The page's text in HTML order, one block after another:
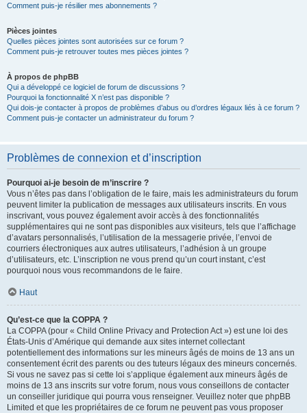
Comment puis-je résilier mes abonnements ?
Pièces jointes
Quelles pièces jointes sont autorisées sur ce forum ?
Comment puis-je retrouver toutes mes pièces jointes ?
À propos de phpBB
Qui a développé ce logiciel de forum de discussions ?
Pourquoi la fonctionnalité X n’est pas disponible ?
Qui dois-je contacter à propos de problèmes d’abus ou d’ordres légaux liés à ce forum ?
Comment puis-je contacter un administrateur du forum ?
Problèmes de connexion et d’inscription
Pourquoi ai-je besoin de m’inscrire ?
Vous n’êtes pas dans l’obligation de le faire, mais les administrateurs du forum
peuvent limiter la publication de messages aux utilisateurs inscrits. En vous
inscrivant, vous pouvez également avoir accès à des fonctionnalités
supplémentaires qui ne sont pas disponibles aux visiteurs, tels que l’affichage
d’avatars personnalisés, l’utilisation de la messagerie privée, l’envoi de
courriers électroniques aux autres utilisateurs, l’adhésion à un groupe
d’utilisateurs, etc. L’inscription ne vous prend qu’un court instant, c’est
pourquoi nous vous recommandons de le faire.
Haut
Qu’est-ce que la COPPA ?
La COPPA (pour « Child Online Privacy and Protection Act ») est une loi des
États-Unis d’Amérique qui demande aux sites internet collectant
potentiellement des informations sur les mineurs âgés de moins de 13 ans un
consentement écrit des parents ou des tuteurs légaux des mineurs concernés.
Si vous ne savez pas si cette loi s’applique également aux mineurs âgés de
moins de 13 ans inscrits sur votre forum, nous vous conseillons de contacter
un conseiller juridique qui pourra vous renseigner. Veuillez noter que phpBB
Limited et que les propriétaires de ce forum ne peuvent pas vous proposer